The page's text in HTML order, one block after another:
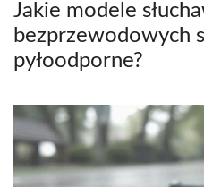
Jakie modele
bezprzewodowych
pyłoodporne?